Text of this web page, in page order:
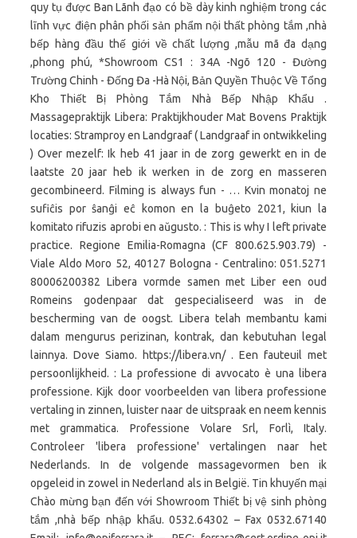
quy tụ được Ban Lãnh đạo có bề dày kinh nghiệm trong các
lĩnh vực điện phân phối sản phẩm nội thất phòng tắm ,nhà
bếp hàng đầu thế giới về chất lượng ,mẫu mã đa dạng
,phong phú, *Showroom CS1 : 34A -Ngõ 120 - Đường
Trường Chinh - Đống Đa -Hà Nội, Bản Quyền Thuộc Về Tổng
Kho Thiết Bị Phòng Tắm Nhà Bếp Nhập Khẩu .
Massagepraktijk Libera: Praktijkhouder Mat Bovens Praktijk
locaties: Stramproy en Landgraaf ( Landgraaf in ontwikkeling
) Over mezelf: Ik heb 41 jaar in de zorg gewerkt en in de
laatste 20 jaar heb ik werken in de zorg en masseren
gecombineerd. Filming is always fun - … Kvin monatoj ne
sufiĉis por ŝanĝi eĉ komon en la buĝeto 2021, kiun la
komitato rifuzis aprobi en aŭgusto. : This is why I left private
practice. Regione Emilia-Romagna (CF 800.625.903.79) -
Viale Aldo Moro 52, 40127 Bologna - Centralino: 051.5271
80006200382 Libera vormde samen met Liber een oud
Romeins godenpaar dat gespecialiseerd was in de
bescherming van de oogst. Libera telah membantu kami
dalam mengurus perizinan, kontrak, dan kebutuhan legal
lainnya. Dove Siamo. https://libera.vn/ . Een fauteuil met
persoonlijkheid. : La professione di avvocato è una libera
professione. Kijk door voorbeelden van libera professione
vertaling in zinnen, luister naar de uitspraak en neem kennis
met grammatica. Professione Volare Srl, Forlì, Italy.
Controleer 'libera professione' vertalingen naar het
Nederlands. In de volgende massagevormen ben ik
opgeleid in zowel in Nederland als in België. Tin khuyến mại
Chào mừng bạn đến với Showroom Thiết bị vệ sinh phòng
tắm ,nhà bếp nhập khẩu. 0532.64302 – Fax 0532.67140